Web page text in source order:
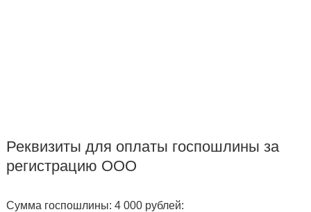
Реквизиты для оплаты госпошлины за
регистрацию ООО
Сумма госпошлины: 4 000 рублей: